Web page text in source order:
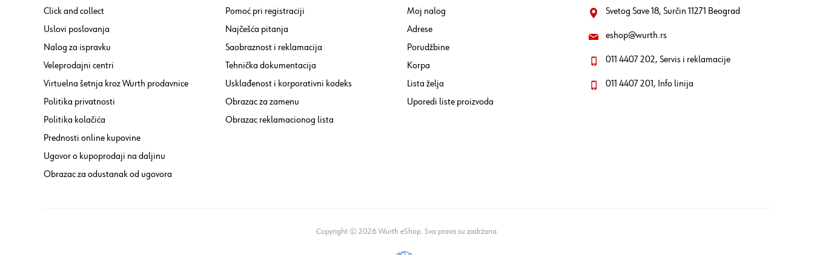
Click and collect
Uslovi poslovanja
Nalog za ispravku
Veleprodajni centri
Virtuelna šetnja kroz Wurth prodavnice
Politika privatnosti
Politika kolačića
Prednosti online kupovine
Ugovor o kupoprodaji na daljinu
Obrazac za odustanak od ugovora
Pomoć pri registraciji
Najčešća pitanja
Saobraznost i reklamacija
Tehnička dokumentacija
Usklađenost i korporativni kodeks
Obrazac za zamenu
Obrazac reklamacionog lista
Moj nalog
Adrese
Porudžbine
Korpa
Lista želja
Uporedi liste proizvoda
Svetog Save 18, Surčin 11271 Beograd
eshop@wurth.rs
011 4407 202, Servis i reklamacije
011 4407 201, Info linija
Copyright © 2026 Wurth eShop. Sva prava su zadržana.